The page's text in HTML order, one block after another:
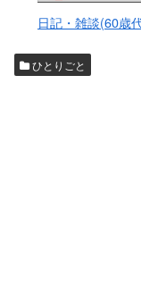
日記・雑談(60歳
ひとりごと